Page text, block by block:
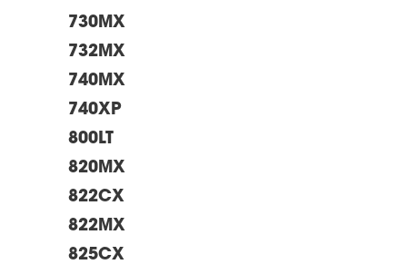
730MX
732MX
740MX
740XP
800LT
820MX
822CX
822MX
825CX